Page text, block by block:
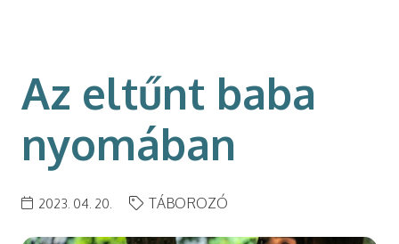
Az eltűnt baba
nyomában
2023. 04. 20. TÁBOROZÓ